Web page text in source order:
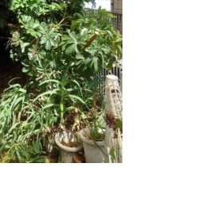
料金のご案内
会社概要
施工事例
ブログ
よくあるご質問